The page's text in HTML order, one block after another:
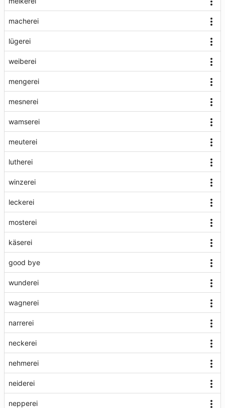
macherei
lügerei
weiberei
mengerei
mesnerei
wamserei
meuterei
lutherei
winzerei
leckerei
mosterei
käserei
good bye
wunderei
wagnerei
narrerei
neckerei
nehmerei
neiderei
nepperei